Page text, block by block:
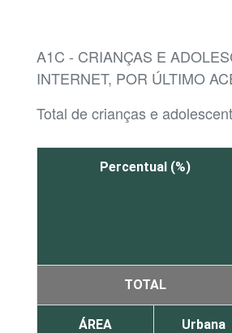
A1C - CRIANÇAS E
INTERNET, POR ÚLTIMO
Total de crianças e
Percentual (%)
TOTAL
ÁREA Urbana